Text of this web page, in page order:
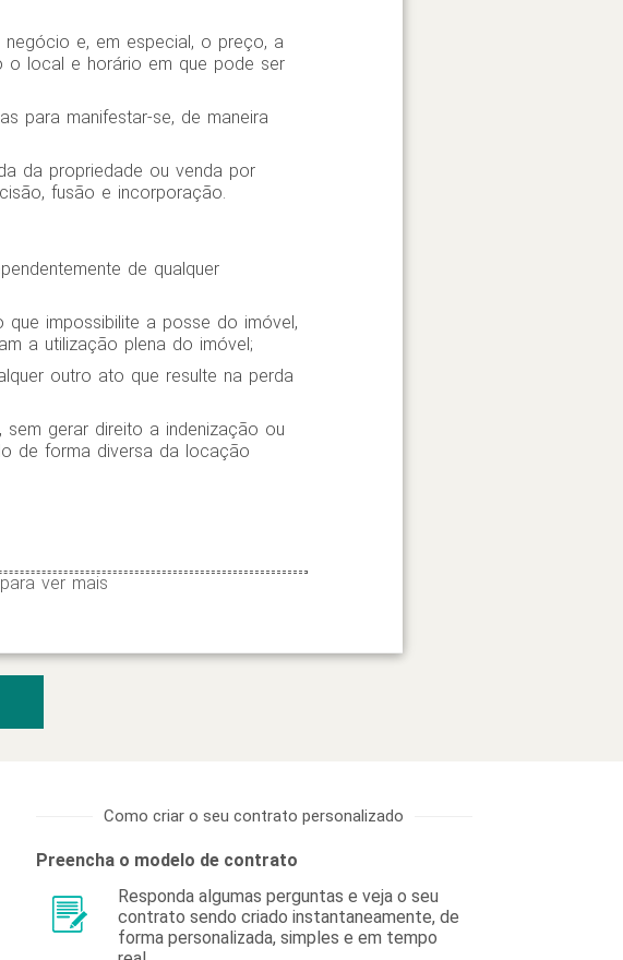
e, em especial, o preço, a
o local e horário em que pode ser
para manifestar-se, de maneira
da propriedade ou venda por
fusão e incorporação.
de qualquer
impossibilite a posse do imóvel,
a utilização plena do imóvel;
outro ato que resulte na perda
gerar direito a indenização ou
de forma diversa da locação
ver mais
Como criar o seu contrato personalizado
Preencha o modelo de contrato
Responda algumas perguntas e veja o seu
contrato sendo criado instantaneamente, de
forma personalizada, simples e em tempo